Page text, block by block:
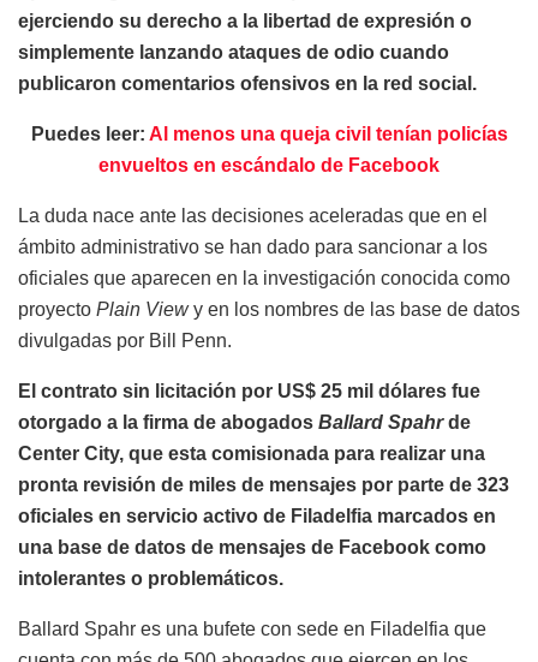
ejerciendo su derecho a la libertad de expresión o
simplemente lanzando ataques de odio cuando
publicaron comentarios ofensivos en la red social.
Puedes leer: Al menos una queja civil tenían policías
envueltos en escándalo de Facebook
La duda nace ante las decisiones aceleradas que en el
ámbito administrativo se han dado para sancionar a los
oficiales que aparecen en la investigación conocida como
proyecto Plain Viewy en los nombres de las base de datos
divulgadas por Bill Penn.
El contrato sin licitación por US$ 25 mil dólares fue
otorgado a la firma de abogados Ballard Spahrde
Center City, que esta comisionada para realizar una
pronta revisión de miles de mensajes por parte de 323
oficiales en servicio activo de Filadelfia marcados en
una base de datos de mensajes de Facebook como
intolerantes o problemáticos.
Ballard Spahr es una bufete con sede en Filadelfia que